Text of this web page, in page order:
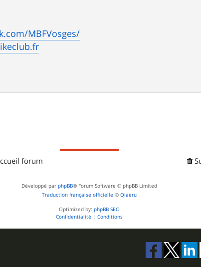
MBFVosges/
forum
Développé par phpBB® Forum Software © phpBB Limited
Traduction française officielle © Qiaeru
Optimized by: phpBB SEO
Confidentialité | Conditions